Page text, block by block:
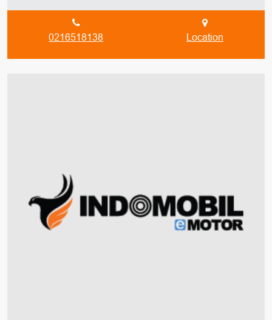
0216518138 Location